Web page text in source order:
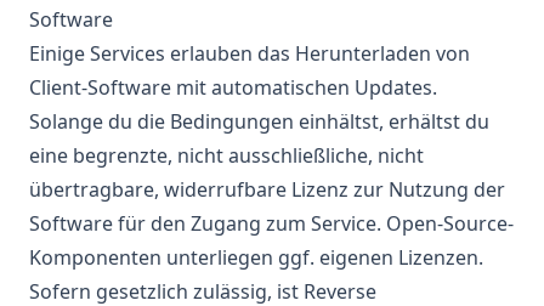
Software
Einige Services erlauben das Herunterladen von
Client-Software mit automatischen Updates.
Solange du die Bedingungen einhältst, erhältst du
eine begrenzte, nicht ausschließliche, nicht
übertragbare, widerrufbare Lizenz zur Nutzung der
Software für den Zugang zum Service. Open-Source-
Komponenten unterliegen ggf. eigenen Lizenzen.
Sofern gesetzlich zulässig, ist Reverse